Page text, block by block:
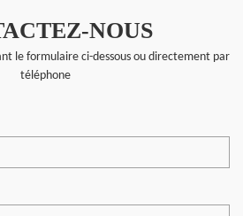
NOUS
le formulaire ci-dessous ou directement par
téléphone